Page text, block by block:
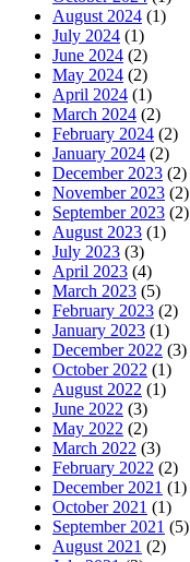
August 2024 (1)
July 2024 (1)
June 2024 (2)
May 2024 (2)
April 2024 (1)
March 2024 (2)
February 2024 (2)
January 2024 (2)
December 2023 (2)
November 2023 (2)
September 2023 (2)
August 2023 (1)
July 2023 (3)
April 2023 (4)
March 2023 (5)
February 2023 (2)
January 2023 (1)
December 2022 (3)
October 2022 (1)
August 2022 (1)
June 2022 (3)
May 2022 (2)
March 2022 (3)
February 2022 (2)
December 2021 (1)
October 2021 (1)
September 2021 (5)
August 2021 (2)